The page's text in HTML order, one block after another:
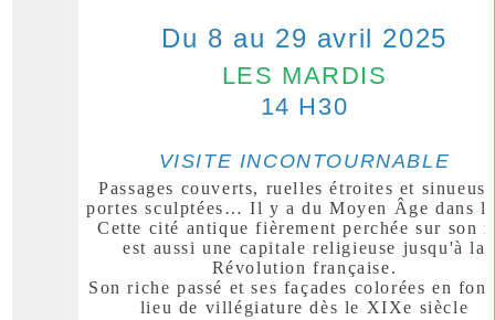
Du 8 au 29 avril 2025
LES MARDIS
14 H30
VISITE INCONTOURNABLE
Passages couverts, ruelles étroites et
portes sculptées… Il y a du Moyen Âge dans
Cette cité antique fièrement perchée sur son
est aussi une capitale religieuse jusqu'à la
Révolution française.
Son riche passé et ses façades colorées en
lieu de villégiature dès le XIXe siècle